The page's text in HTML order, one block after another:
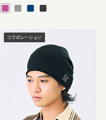
コラボレーション